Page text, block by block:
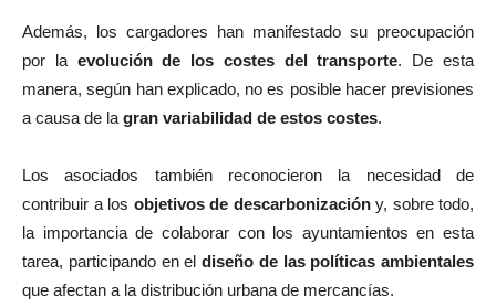
Además, los cargadores han manifestado su preocupación
por la evolución de los costes del transporte. De esta
manera, según han explicado, no es posible hacer previsiones
a causa de la gran variabilidad de estos costes.
Los asociados también reconocieron la necesidad de
contribuir a los objetivos de descarbonizacióny, sobre todo,
la importancia de colaborar con los ayuntamientos en esta
tarea, participando en el diseño de las políticas ambientales
que afectan a la distribución urbana de mercancías.